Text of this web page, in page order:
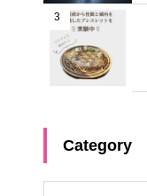
3
Category